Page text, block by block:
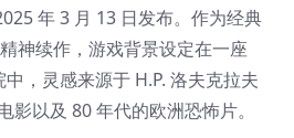
年 3 月 13 日发布。作为经典
神续作，游戏背景设定在一座
，灵感来源于 H.P. 洛夫克拉夫
以及 80 年代的欧洲恐怖片。